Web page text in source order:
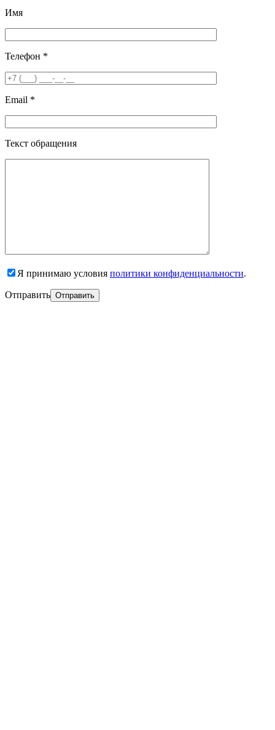
Имя
Телефон *
Email *
Текст обращения
Я принимаю условия политики конфиденциальности.
Отправить